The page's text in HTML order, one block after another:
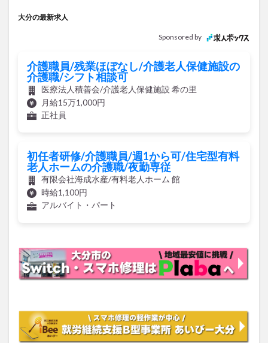
大分の最新求人
Sponsored by
介護職員/残業ほぼなし/介護老人保健施設の
介護職/シフト相談可
医療法人積善会/介護老人保健施設 希の里
月給15万1,000円
正社員
初任者研修/介護職員/週1から可/住宅型有料
老人ホームの介護職/夜勤専従
有限会社海成水産/有料老人ホーム 館
時給1,100円
アルバイト・パート